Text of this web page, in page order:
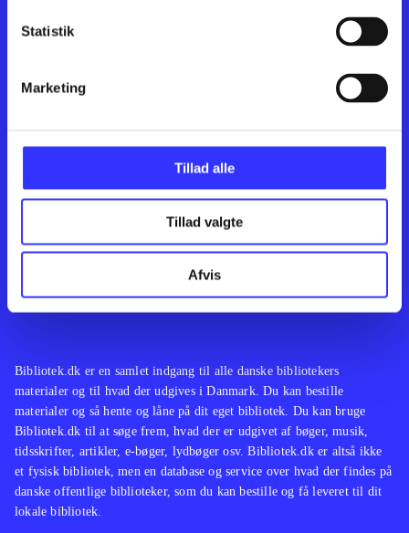
Statistik
Marketing
Tillad alle
Tillad valgte
Afvis Feedback
Bibliotek.dk er en samlet indgang til alle danske bibliotekers
materialer og til hvad der udgives i Danmark. Du kan bestille
materialer og så hente og låne på dit eget bibliotek. Du kan bruge
Bibliotek.dk til at søge frem, hvad der er udgivet af bøger, musik,
tidsskrifter, artikler, e-bøger, lydbøger osv. Bibliotek.dk er altså ikke
et fysisk bibliotek, men en database og service over hvad der findes på
danske offentlige biblioteker, som du kan bestille og få leveret til dit
lokale bibliotek.
Kontakt os
English
Artikler
Film
Musik
Noder